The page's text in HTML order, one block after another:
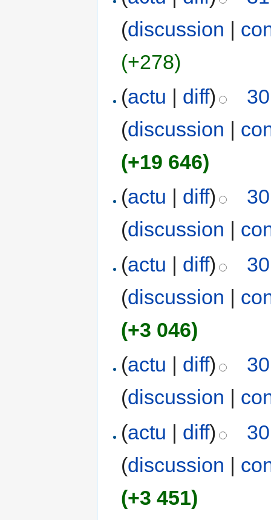
(discussion |
(+278)
(actu | diff)
(discussion |
(+19 646)
(actu diff)
(discussion
(actu | diff)
(discussion |
(+3 046)
(actu | diff)
(discussion |
(actu | diff)
(discussion |
(+3 451)